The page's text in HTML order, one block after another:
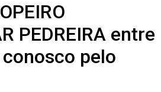
PEDREIRA entre
pelo